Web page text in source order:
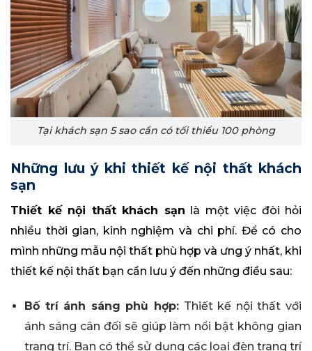
Tại khách sạn 5 sao cần có tối thiểu 100 phòng
Những lưu ý khi thiết kế nội thất khách
sạn
Thiết kế nội thất khách sạn là một việc đòi hỏi
nhiều thời gian, kinh nghiệm và chi phí. Để có cho
mình những mẫu nội thất phù hợp và ưng ý nhất, khi
thiết kế nội thất bạn cần lưu ý đến những điều sau:
Bố trí ánh sáng phù hợp: Thiết kế nội thất với
ánh sáng cân đối sẽ giúp làm nổi bật không gian
trang trí. Bạn có thể sử dụng các loại đèn trang trí